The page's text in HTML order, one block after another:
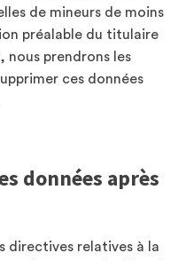
de mineurs de moins
préalable du titulaire
nous prendrons les
ces données
données après
directives relatives à la